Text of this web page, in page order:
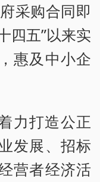
采购合同即
四五”以来实
惠及中小企
力打造公正
发展、招标
营者经济活